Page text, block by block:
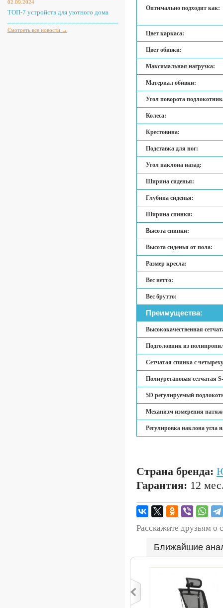
02.09.2024
ТОП-7 устройств для уютного дома
Смотреть все новости →
Оптимально подходит как:
Цвет каркаса:
Цвет обивки:
Максимальная нагрузка:
Материал обивки:
Угол поворота
Колеса:
Крестовина:
Подставка для ног:
Угол наклона назад:
Ширина сиденья:
Глубина сиденья:
Ширина спинки:
Высота спинки:
Высота сиденья от пола:
Размер кресла:
Вес нетто:
Вес брутто:
Преимущества:
Высококачественная
Подголовник из
Сетчатая спинка с
Полиуретановая сетчатая
5D регулируемый
Механизм измерения
Регулировка наклона угла
Страна бренда:
Гарантия: 12
Расскажите друзьям о
Ближайшие